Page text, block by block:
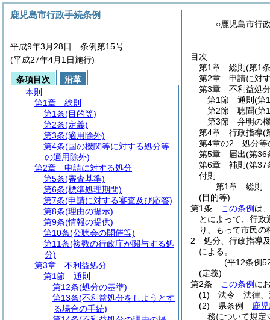
○鹿児島市行
目次
第1章
総則 (第1
第2章
申請に対
第3章
不利益処
第1節
通則 (第
第2節
聴聞(第
第3節
弁明の
第4章
行政指導(
第4章の2
処分等
第5章
届出(第36
第6章
補則 (第37
付則
第1章
総則
(目的等)
第1条
この条例 は
とによって、行
り、もって市民
2
処分、行政指導
による。
(平12条例
(定義)
第2条
この条例 に
(1)
法令 法律、
(2)
県条例
鹿
務について規定
鹿児島市行政手続条例
平成9年3月28日 条例第15号
(平成27年4月1日施行)
条項目次
沿革
本則
第1章
総則
第1条(目的等)
第2条(定義)
第3条(適用除外)
第4条(国の機関等に対する処分等
の適用除外)
第2章
申請に対する処分
第5条(審査基準)
第6条(標準処理期間)
第7条(申請に対する審査及び応答)
第8条(理由の提示)
第9条(情報の提供)
第10条(公聴会の開催等)
第11条(複数の行政庁が関与する処
分)
第3章
不利益処分
第1節
通則
第12条(処分の基準)
第13条(不利益処分をしようとす
る場合の手続)